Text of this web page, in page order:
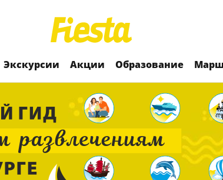
Экскурсии Акции Образование